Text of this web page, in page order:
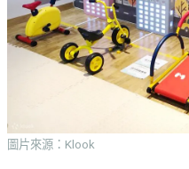
圖片來源：Klook